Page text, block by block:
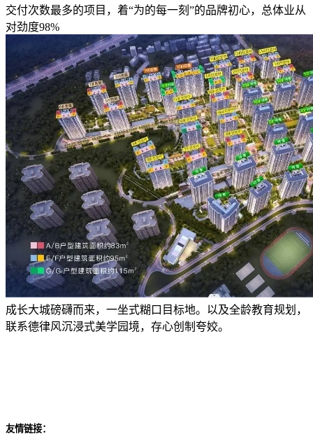
交付次数最多的项目，着“为的每一刻”的品牌初心，总体业从
对劲度98%
成长大城磅礴而来，一坐式糊口目标地。以及全龄教育规划，
联系德律风沉浸式美学园境，存心创制夸姣。
友情链接：